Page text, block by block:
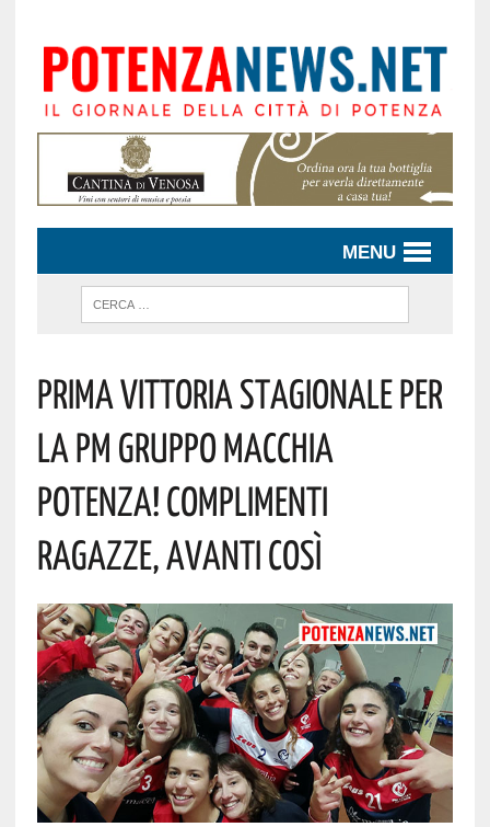
MENU
Prima Vittoria Stagionale Per
La PM Gruppo Macchia
Potenza! Complimenti
Ragazze, Avanti Così